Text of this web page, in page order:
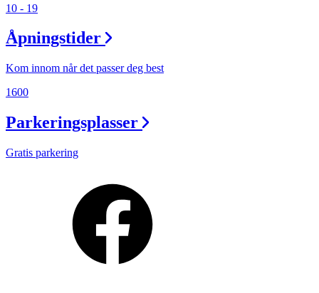
10 - 19
Åpningstider
Kom innom når det passer deg best
1600
Parkeringsplasser
Gratis parkering